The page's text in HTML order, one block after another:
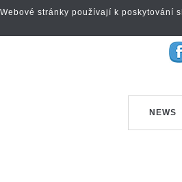
NEWS
Webové stránky používají k poskytování